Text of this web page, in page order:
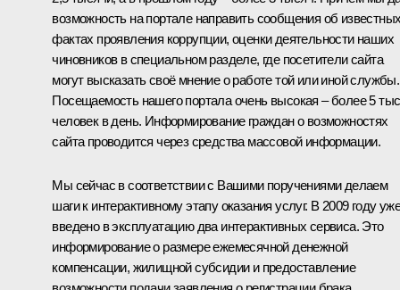
возможность на портале направить сообщения об
фактах проявления коррупции, оценки деятельности наших
чиновников в специальном разделе, где посетители сайта
могут высказать своё мнение о работе той или иной службы.
Посещаемость нашего портала очень высокая – более 5
человек в день. Информирование граждан о возможностях
сайта проводится через средства массовой информации.
Мы сейчас в соответствии с Вашими поручениями делаем
шаги к интерактивному этапу оказания услуг. В 2009 году уже
введено в эксплуатацию два интерактивных сервиса. Это
информирование о размере ежемесячной денежной
компенсации, жилищной субсидии и предоставление